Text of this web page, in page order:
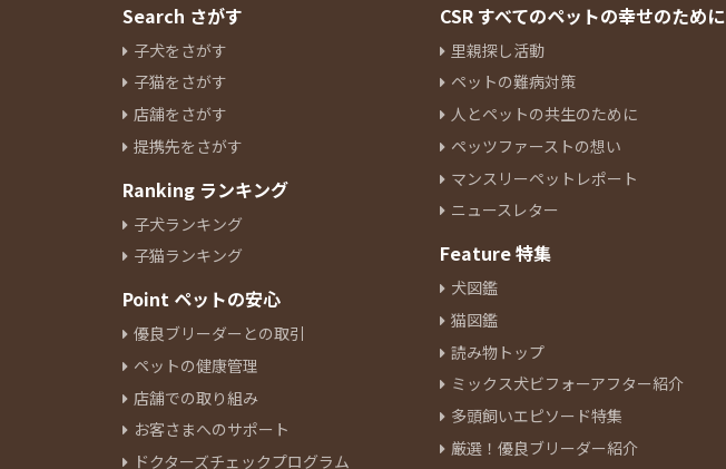
Search さがす
子犬をさがす
子猫をさがす
店舗をさがす
提携先をさがす
Ranking ランキング
子犬ランキング
子猫ランキング
Point ペットの安心
優良ブリーダーとの取引
ペットの健康管理
店舗での取り組み
お客さまへのサポート
ドクターズチェックプログラム
CSR すべてのペットの幸せのために
里親探し活動
ペットの難病対策
人とペットの共生のために
ペッツファーストの想い
マンスリーペットレポート
ニュースレター
Feature 特集
犬図鑑
猫図鑑
読み物トップ
ミックス犬ビフォーアフター紹介
多頭飼いエピソード特集
厳選！優良ブリーダー紹介